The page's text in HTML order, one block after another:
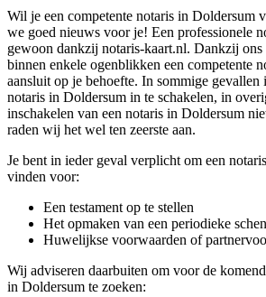
Wil je een competente notaris in Doldersum
we goed nieuws voor je! Een professionele
gewoon dankzij notaris-kaart.nl. Dankzij ons
binnen enkele ogenblikken een competente
aansluit op je behoefte. In sommige gevallen
notaris in Doldersum in te schakelen, in
inschakelen van een notaris in Doldersum
raden wij het wel ten zeerste aan.
Je bent in ieder geval verplicht om een
vinden voor:
Een testament op te stellen
Het opmaken van een periodieke
Huwelijkse voorwaarden of
Wij adviseren daarbuiten om voor de
in Doldersum te zoeken: